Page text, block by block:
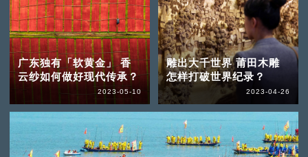
广东独有「软黄金」 香
云纱如何做好现代传承？
2023-05-10
雕出大千世界 莆田木雕
怎样打破世界纪录？
2023-04-26